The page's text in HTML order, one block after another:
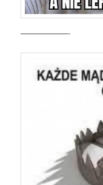
——————-